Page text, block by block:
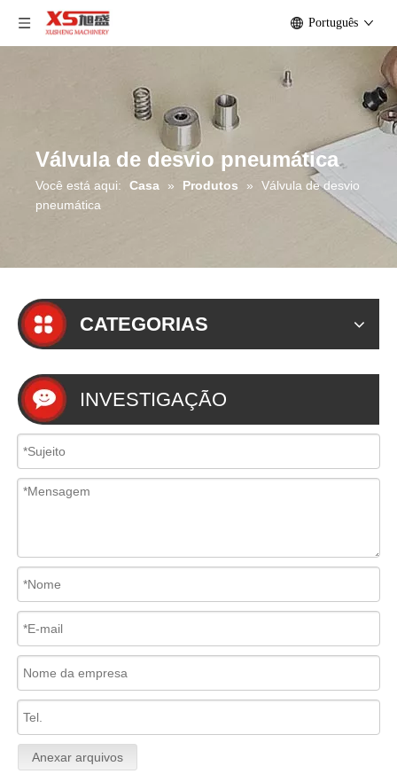
Português
Válvula de desvio pneumática
Você está aqui: Casa » Produtos »
Válvula de desvio
pneumática
CATEGORIAS
INVESTIGAÇÃO
Anexar arquivos